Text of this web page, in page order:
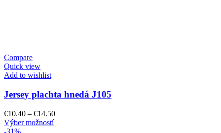
Compare
Quick view
Add to wishlist
Jersey plachta hnedá J105
€10.40 – €14.50Price
Výber možnostíTento
-31%